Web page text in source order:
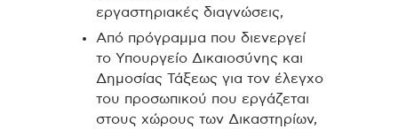
εργαστηριακές διαγνώσεις,
Από πρόγραμμα που διενεργεί
το Υπουργείο Δικαιοσύνης και
Δημοσίας Τάξεως για τον έλεγχο
του προσωπικού που εργάζεται
στους χώρους των Δικαστηρίων,